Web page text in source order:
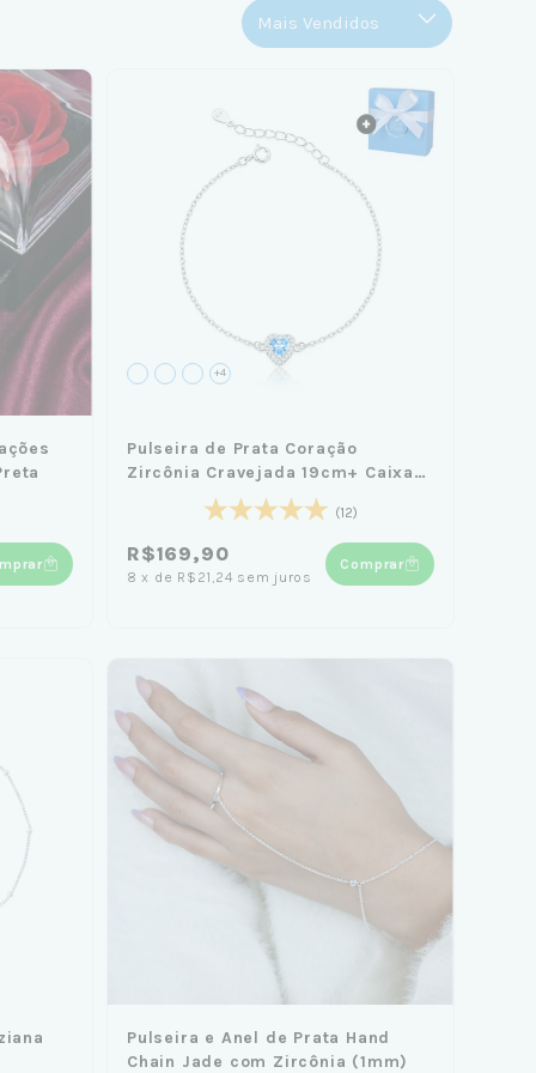
+4
Pulseira de Prata Coração
Zircônia Cravejada 19cm+ Caixa
(12)
R$169,90
8 x de R$21,24 sem juros
Comprar
Pulseira e Anel de Prata Hand
Chain Jade com Zircônia (1mm)